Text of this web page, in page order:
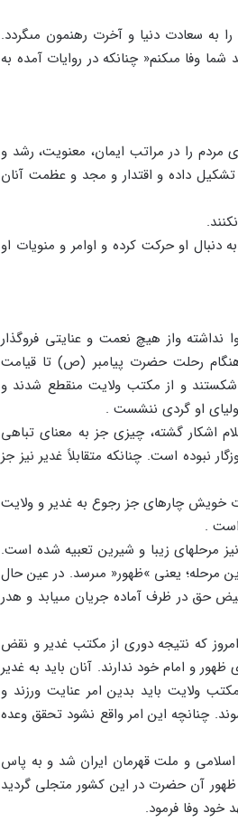
را به سعادت دنیا و آخرت رهنمون مى‏گردد.
بعهدکم؛ به عهد من وفا کنید، ۲من هم به عهد شما وفا مى‏کنم« چنانکه در روایات آمده به
مردم را در مراتب ایمان، معنویت، رشد و
داده و اقتدار و مجد و عظمت آنان
دنبال او حرکت کرده و اوامر و منویات او
واز هیچ نعمت و عنایتى فروگذار
رحلت حضرت پیامبر (ص) تا قیامت
و از مکتب ولایت منقطع شدند و
او گردى ننشست .
اشکار گشته، چیزى جز به معناى تباهى
نبوده است. چنانکه متقابلاً غدیر نیز جز
خویش چاره‏اى جز رجوع به غدیر و ولایت
است .
مرحله‏اى زیبا و شیرین تعبیه شده است.
مرحله؛ یعنى »ظهور« مى‏رسد. در عین حال
حق در ظرف آماده جریان مى‏یابد و هدر
امروز که نتیجه دورى از مکتب غدیر و نقض
و امام خود ندارند. آنان باید به غدیر
ولایت باید بدین امر عنایت ورزند و
چنانچه این امر واقع نشود تحقق وعده
و ملت قهرمان ایران شد و به پاس
ظهور آن حضرت در این کشور متجلى گردید
خود وفا فرمود.